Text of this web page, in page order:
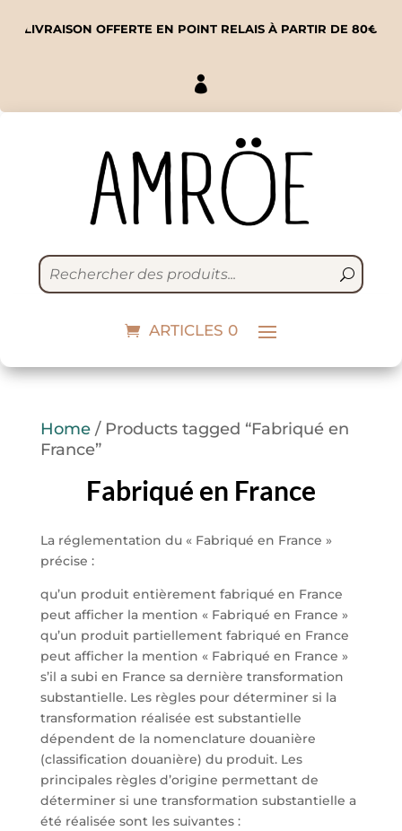
LIVRAISON OFFERTE EN POINT RELAIS À PARTIR DE 80€

ARTICLES 0
Home/ Products tagged “Fabriqué en
France”
Fabriqué en France
La réglementation du « Fabriqué en France »
précise :
qu’un produit entièrement fabriqué en France
peut afficher la mention « Fabriqué en France »
qu’un produit partiellement fabriqué en France
peut afficher la mention « Fabriqué en France »
s’il a subi en France sa dernière transformation
substantielle. Les règles pour déterminer si la
transformation réalisée est substantielle
dépendent de la nomenclature douanière
(classification douanière) du produit. Les
principales règles d’origine permettant de
déterminer si une transformation substantielle a
été réalisée sont les suivantes :
Lacets réfléchissants |
10,00
€